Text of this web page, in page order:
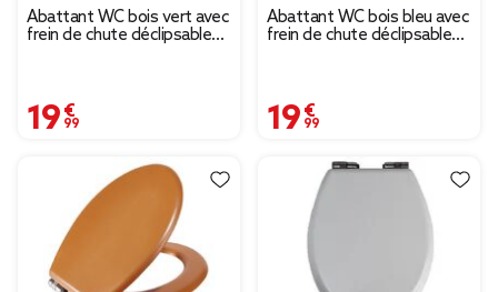
Abattant WC bois vert avec
frein de chute déclipsable
19,99 €
Abattant WC bois bleu avec
frein de chute déclipsable
19,99 €